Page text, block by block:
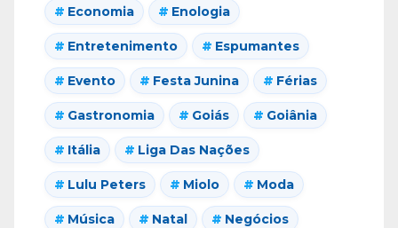
Economia Enologia
Entretenimento Espumantes
Evento Festa Junina Férias
Gastronomia Goiás Goiânia
Itália Liga Das Nações
Lulu Peters Miolo Moda
Música Natal Negócios